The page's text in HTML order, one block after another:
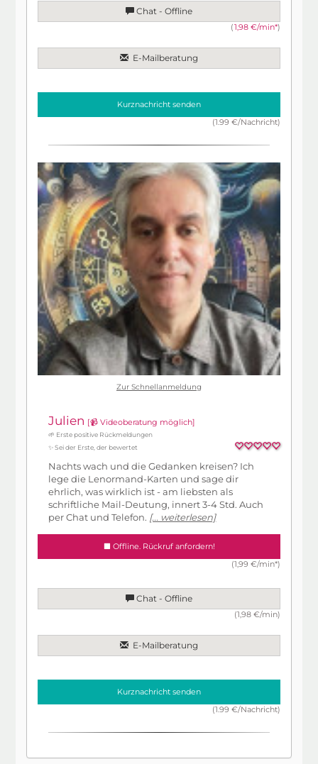
Chat - Offline
(1,98 €/min*)
E-Mailberatung
Kurznachricht senden
(1.99 €/Nachricht)
Zur Schnellanmeldung
Julien [📹 Videoberatung möglich]
🌱 Erste positive Rückmeldungen
✨ Sei der Erste, der bewertet
Nachts wach und die Gedanken kreisen? Ich
lege die Lenormand-Karten und sage dir
ehrlich, was wirklich ist - am liebsten als
schriftliche Mail-Deutung, innert 3-4 Std. Auch
per Chat und Telefon. [... weiterlesen]
Offline. Rückruf anfordern!
(1,99 €/min*)
Chat - Offline
(1,98 €/min)
E-Mailberatung
Kurznachricht senden
(1.99 €/Nachricht)